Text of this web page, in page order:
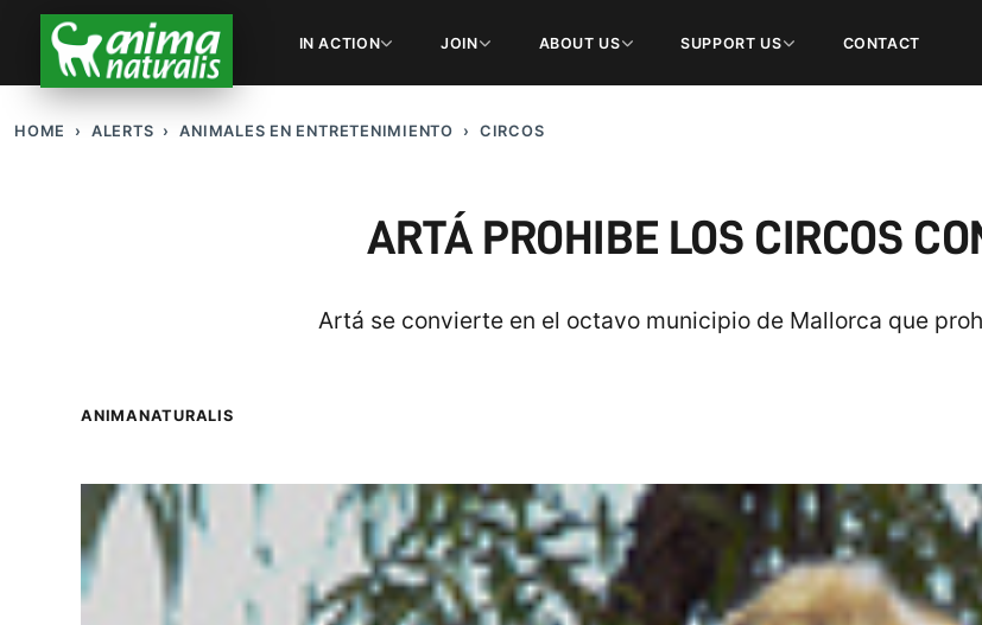
IN ACTION JOIN ABOUT US SUPPORT US CONTACT
HOME ALERTS ANIMALES EN ENTRETENIMIENTO CIRCOS
ARTÁ PROHIBE LOS CIRCOS
Artá se convierte en el octavo municipio de Mallorca que
ANIMANATURALIS